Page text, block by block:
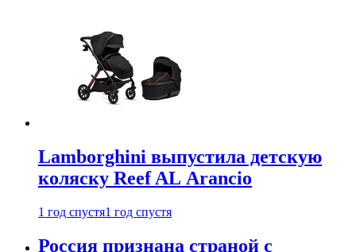
Lamborghini выпустила детскую
коляску Reef AL Arancio
1 год спустя1 год спустя
Россия признана страной с